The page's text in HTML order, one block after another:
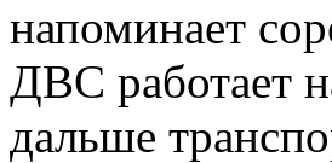
напоминает
ДВС работает
дальше